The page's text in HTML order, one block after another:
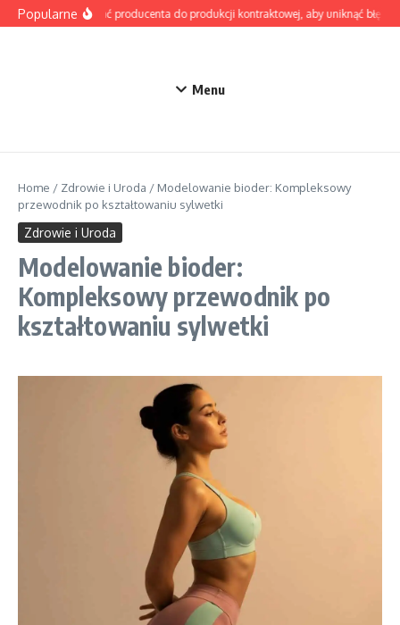
Przejdź do treści
PopularneJak wybrać producenta do produkcji kontraktowej, aby uniknąć błędów
Menu
Home / Zdrowie i Uroda / Modelowanie bioder: Kompleksowy
przewodnik po kształtowaniu sylwetki
Zdrowie i Uroda
Modelowanie bioder:
Kompleksowy przewodnik po
kształtowaniu sylwetki